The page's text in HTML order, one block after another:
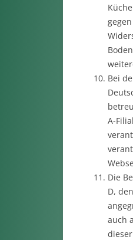
Bei
A-
Die
D,
auch